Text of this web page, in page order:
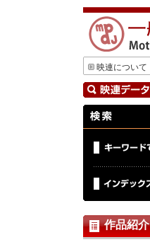
映連について
作品紹介